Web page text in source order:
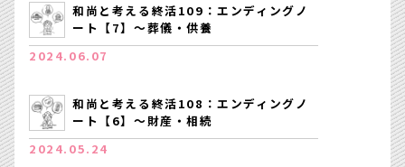
和尚と考える終活109：エンディングノ
ート【7】～葬儀・供養
2024.06.07
和尚と考える終活108：エンディングノ
ート【6】～財産・相続
2024.05.24